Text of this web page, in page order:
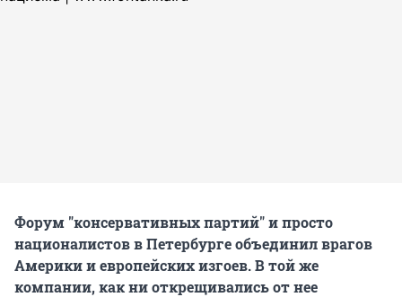
Форум "консервативных партий" и просто
националистов в Петербурге объединил врагов
Америки и европейских изгоев. В той же
компании, как ни открещивались от нее